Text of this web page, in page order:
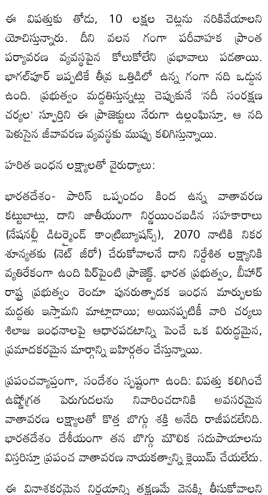
ఈ విపత్తుకు తోడు, 10 లక్షల చెట్లను నరికివేయాలని
యోచిస్తున్నారు. దీని వలన గంగా పరీవాహక ప్రాంత
పర్యావరణ వ్యవస్థపైన కోలుకోలేని ప్రభావాలు పడతాయి.
భాగల్‌పూర్ ఇప్పటికే తీవ్ర ఒత్తిడిలో ఉన్న గంగా నది ఒడ్డున
ఉంది. ప్రభుత్వం మద్దతిస్తున్నట్లు చెప్పుకునే ‘నదీ సంరక్షణ
చర్యల’ స్ఫూర్తిని ఈ ప్రాజెక్టులు నేరుగా ఉల్లంఘిస్తూ, ఆ నది
పెళుసైన జీవావరణ వ్యవస్థకు ముప్పు కలిగిస్తున్నాయి.
హరిత ఇంధన లక్ష్యాలతో వైరుధ్యాలు:
భారతదేశం- పారిస్ ఒప్పందం కింద ఉన్న వాతావరణ
కట్టుబాట్లు, దాని జాతీయంగా నిర్ణయించబడిన సహకారాలు
(నేషనల్లీ డిటర్మైండ్ కాంట్రిబ్యూషన్స్), 2070 నాటికి నికర
శూన్యతకు (నెట్ జీరో) చేరుకోవాలనే దాని నిర్దేశిత లక్ష్యానికి
వ్యతిరేకంగా ఉంది పిర్‌పైంటి ప్రాజెక్ట్. భారత ప్రభుత్వం, బీహార్
రాష్ట్ర ప్రభుత్వం రెండూ పునరుత్పాదక ఇంధన మార్పులకు
మద్దతు ఇస్తామని మాట్లాడాయి; అయినప్పటికీ వారి చర్యలు
శిలాజ ఇంధనాలపై ఆధారపడటాన్ని పెంచే ఒక విరుద్ధమైన,
ప్రమాదకరమైన మార్గాన్ని బహిర్గతం చేస్తున్నాయి.
ప్రపంచవ్యాప్తంగా, సందేశం స్పష్టంగా ఉంది: విపత్తు కలిగించే
ఉష్ణోగ్రత పెరుగుదలను నివారించడానికి అవసరమైన
వాతావరణ లక్ష్యాలతో కొత్త బొగ్గు శక్తి అనేది రాజీపడలేనిది.
భారతదేశం దేశీయంగా తన బొగ్గు మౌలిక సదుపాయాలను
విస్తరిస్తూ ప్రపంచ వాతావరణ నాయకత్వాన్ని క్లెయిమ్ చేయలేదు.
ఈ వినాశకరమైన నిర్ణయాన్ని తక్షణమే వెనక్కి తీసుకోవాలని